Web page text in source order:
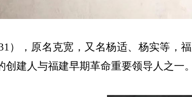
），原名克宽，又名杨适、杨实等，
建人与福建早期革命重要领导人之一。